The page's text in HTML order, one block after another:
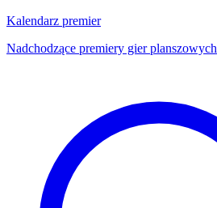
Kalendarz premier
Nadchodzące premiery gier planszowych